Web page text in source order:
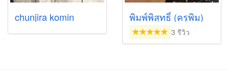
chunjira komin พิมพ์พิสุทธิ์ (ครูพิม)
3 รีวิว